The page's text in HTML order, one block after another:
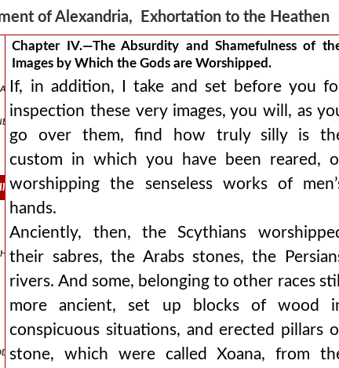
of Alexandria, Exhortation to the Heathen
for the adoration of the divine word and god the father.
fables about the birth and death of their gods.
the gods are worshipped.
truth.
gracious calling.”
Chapter IV.—The Absurdity and Shamefulness of
Images by Which the Gods are Worshipped.
If, in addition, I take and set before you
inspection these very images, you will, as
go over them, find how truly silly is
custom in which you have been reared,
worshipping the senseless works of
hands.
Anciently, then, the Scythians
their sabres, the Arabs stones, the
rivers. And some, belonging to other races still
more ancient, set up blocks of wood
conspicuous situations, and erected pillars
stone, which were called Xoana, from